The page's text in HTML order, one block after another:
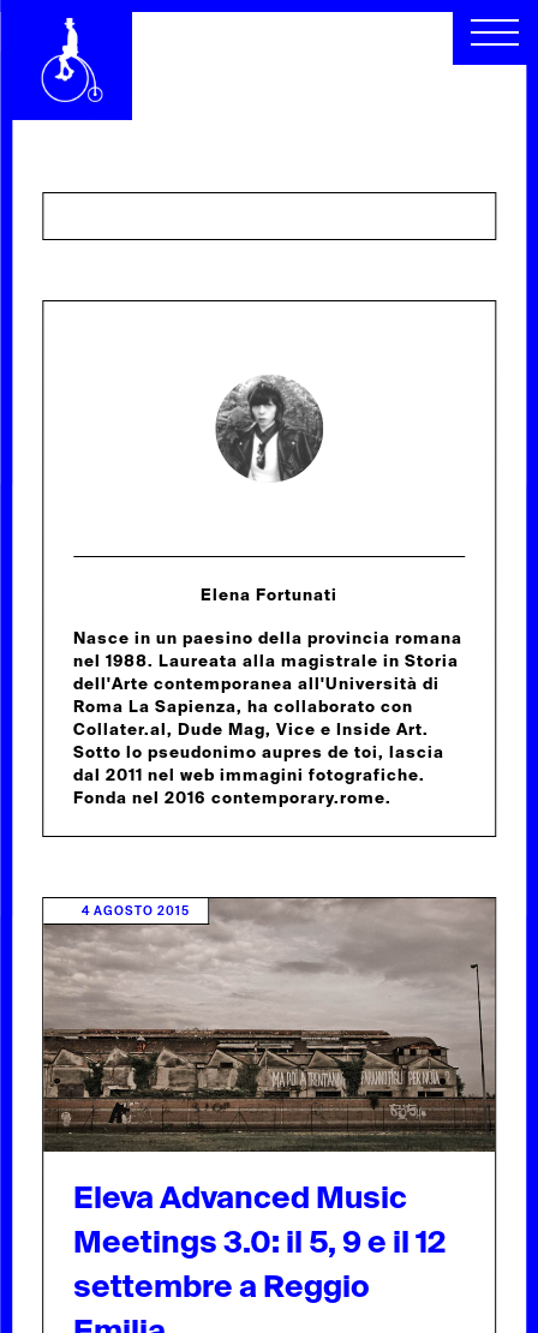
CHI SIAMO
SEGUICI
SCOPRI
RACCONTI
Elena Fortunati
Nasce in un paesino della provincia romana
nel 1988. Laureata alla magistrale in Storia
dell'Arte contemporanea all'Università di
Roma La Sapienza, ha collaborato con
Collater.al, Dude Mag, Vice e Inside Art.
Sotto lo pseudonimo aupres de toi, lascia
dal 2011 nel web immagini fotografiche.
Fonda nel 2016 contemporary.rome.
4 AGOSTO 2015
Eleva Advanced Music
Meetings 3.0: il 5, 9 e il 12
settembre a Reggio